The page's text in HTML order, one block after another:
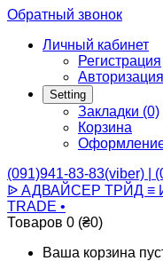
Обратный звонок
Личный кабинет
Регистрация
Авторизация
Setting
Закладки (0)
Корзина
Оформление
(091)941-83-83(viber) |
ᐉ АДВАЙСЕР ТРЙД ≡
TRADE •
Товаров 0 (₴0)
Ваша корзина